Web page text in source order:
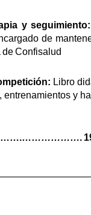
y seguimiento:
de
de Confisalud
Libro
y